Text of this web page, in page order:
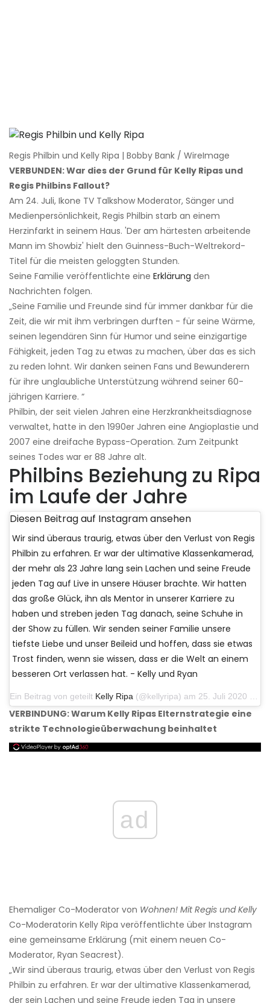
Regis Philbin und Kelly Ripa | Bobby Bank / WireImage
VERBUNDEN: War dies der Grund für Kelly Ripas und
Regis Philbins Fallout?
Am 24. Juli, Ikone TV Talkshow Moderator, Sänger und
Medienpersönlichkeit, Regis Philbin starb an einem
Herzinfarkt in seinem Haus. 'Der am härtesten arbeitende
Mann im Showbiz' hielt den Guinness-Buch-Weltrekord-
Titel für die meisten geloggten Stunden.
Seine Familie veröffentlichte eine Erklärung den
Nachrichten folgen.
„Seine Familie und Freunde sind für immer dankbar für die
Zeit, die wir mit ihm verbringen durften - für seine Wärme,
seinen legendären Sinn für Humor und seine einzigartige
Fähigkeit, jeden Tag zu etwas zu machen, über das es sich
zu reden lohnt. Wir danken seinen Fans und Bewunderern
für ihre unglaubliche Unterstützung während seiner 60-
jährigen Karriere. “
Philbin, der seit vielen Jahren eine Herzkrankheitsdiagnose
verwaltet, hatte in den 1990er Jahren eine Angioplastie und
2007 eine dreifache Bypass-Operation. Zum Zeitpunkt
seines Todes war er 88 Jahre alt.
Philbins Beziehung zu Ripa
im Laufe der Jahre
Diesen Beitrag auf Instagram ansehen
Wir sind überaus traurig, etwas über den Verlust von Regis
Philbin zu erfahren. Er war der ultimative Klassenkamerad,
der mehr als 23 Jahre lang sein Lachen und seine Freude
jeden Tag auf Live in unsere Häuser brachte. Wir hatten
das große Glück, ihn als Mentor in unserer Karriere zu
haben und streben jeden Tag danach, seine Schuhe in
der Show zu füllen. Wir senden seiner Familie unsere
tiefste Liebe und unser Beileid und hoffen, dass sie etwas
Trost finden, wenn sie wissen, dass er die Welt an einem
besseren Ort verlassen hat. - Kelly und Ryan
Ein Beitrag von geteilt Kelly Ripa (@kellyripa) am 25. Juli 2020 um 13:12 Uhr PDT
VERBINDUNG: Warum Kelly Ripas Elternstrategie eine
strikte Technologieüberwachung beinhaltet
ad
Ehemaliger Co-Moderator von Wohnen! Mit Regis und Kelly
Co-Moderatorin Kelly Ripa veröffentlichte über Instagram
eine gemeinsame Erklärung (mit einem neuen Co-
Moderator, Ryan Seacrest).
„Wir sind überaus traurig, etwas über den Verlust von Regis
Philbin zu erfahren. Er war der ultimative Klassenkamerad,
der sein Lachen und seine Freude jeden Tag in unsere